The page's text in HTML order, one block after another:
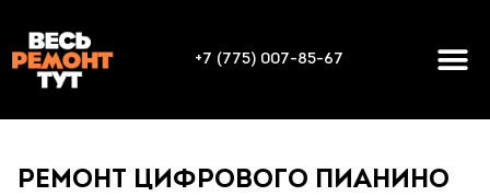
+7 (775) 007-85-67
РЕМОНТ ЦИФРОВОГО ПИАНИНО